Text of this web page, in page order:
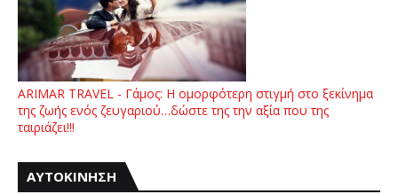
ARIMAR TRAVEL - Γάμος: Η ομορφότερη στιγμή στο ξεκίνημα
της ζωής ενός ζευγαριού…δώστε της την αξία που της
ταιριάζει!!!
ΑΥΤΟΚΙΝΗΣΗ